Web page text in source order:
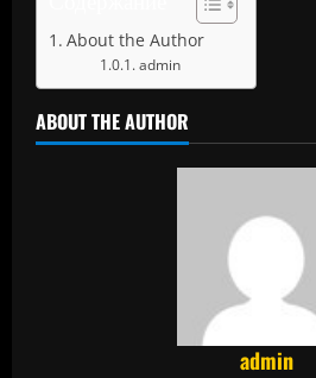
About the Author
admin
ABOUT THE AUTHOR
admin